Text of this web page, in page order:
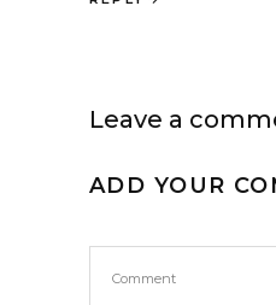
Leave a
ADD YOUR